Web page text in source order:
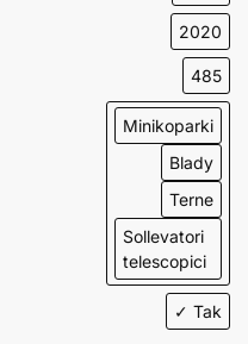
2020
485
Minikoparki
Blady
Terne
Sollevatori
telescopici
✓ Tak